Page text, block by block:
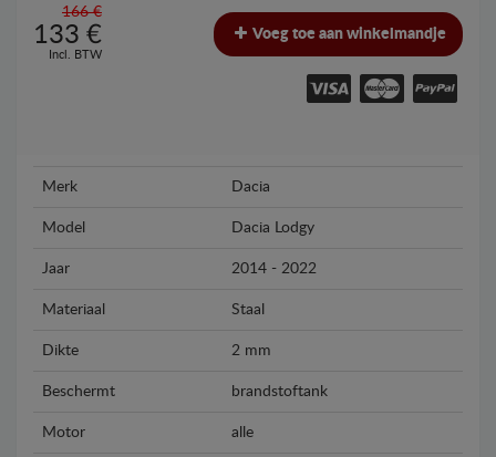
166 €
133 €
Incl. BTW
Voeg toe aan winkelmandje
Merk Dacia
Model Dacia Lodgy
Jaar 2014 - 2022
Materiaal Staal
Dikte 2 mm
Beschermt brandstoftank
Motor alle